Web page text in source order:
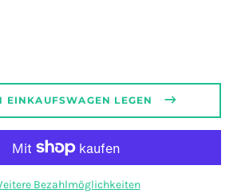
EINKAUFSWAGEN LEGEN
Bezahlmöglichkeiten